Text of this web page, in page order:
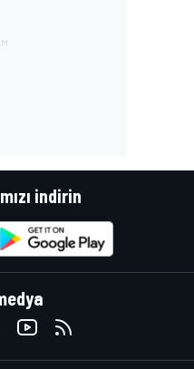
indirin